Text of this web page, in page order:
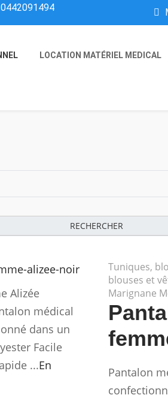
0442091494
LOCATION MATÉRIEL MEDICAL
RECHERCHER
Alizée
médical
dans un
Facile
...En
Tuniques,
blouses et
Marignane
Pantalon